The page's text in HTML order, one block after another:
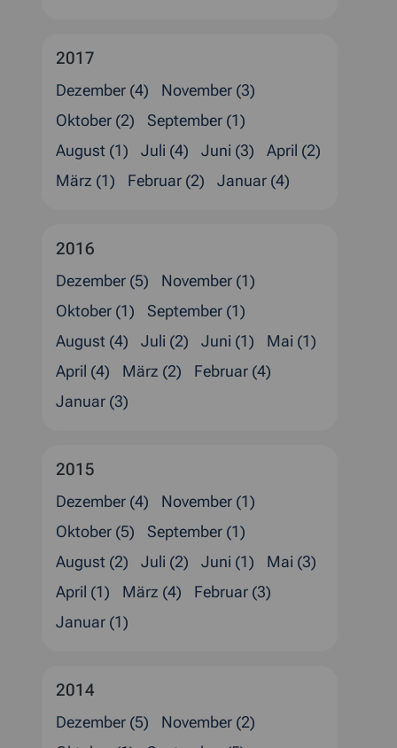
2017
Dezember (4)
November (3)
Oktober (2)
September (1)
August (1)
Juli (4) Juni (3)
April (2)
März (1)
Februar (2) Januar (4)
2016
Dezember (5)
November (1)
Oktober (1)
September (1)
August (4)
Juli (2) Juni (1)
Mai (1)
April (4)
März (2)
Februar (4)
Januar (3)
2015
Dezember (4)
November (1)
Oktober (5)
September (1)
August (2)
Juli (2) Juni (1)
Mai (3)
April (1)
März (4)
Februar (3)
Januar (1)
2014
Dezember (5)
November (2)